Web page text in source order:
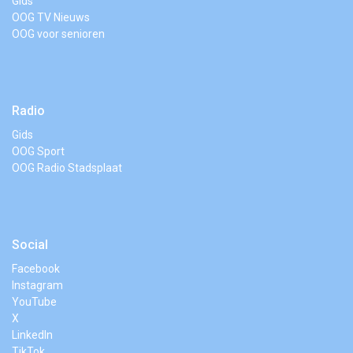
OOG TV Nieuws
OOG voor senioren
Radio
Gids
OOG Sport
OOG Radio Stadsplaat
Social
Facebook
Instagram
YouTube
X
LinkedIn